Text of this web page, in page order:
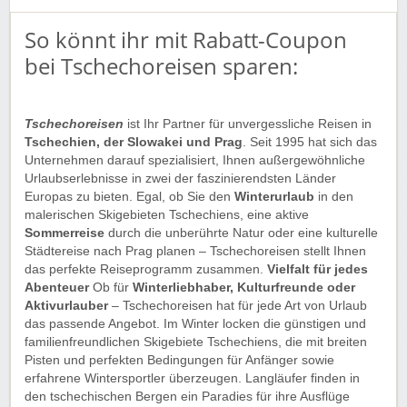
malerischen Städten – findet euer Sommerparadies. ☀️🐼
Herbst:Genießt Nordböhmen in seiner goldenen Pracht.
Die warmen Töne der Wälder und die atemberaubenden
unvergesslich. 🛒️🚚
Winter:Im Riesengebirge erwacht der Winterzauber. Die
verschneiten Gipfel laden zu Wintersportaktivitäten ein,
während Prag festliche Atmosphäre verbreitet. ❄️🚚⛷️
Von der Slowakei über Mähren bis Ostböhmen trägt jede
Region dazu bei, dass die Tschechische Republik zu
jeder Jahreszeit ein faszinierendes Reiseziel ist. Entdeckt
diese vielseitige Landschaft für unvergessliche
Erlebnisse. 🚚✈️
Gültig für Neu- und Bestandskunden bis Widerruf.
Einfach unserem Link folgen und kräftig profitieren.
Rabatt-Coupon 🚚 wünscht euch viel Spaß beim Reisen,
So könnt ihr mit Rabatt-Coupon
bei Tschechoreisen sparen:
Tschechoreisen ist Ihr Partner für unvergessliche Reisen in
Tschechien, der Slowakei und Prag. Seit 1995 hat sich das
Unternehmen darauf spezialisiert, Ihnen außergewöhnliche
Urlaubserlebnisse in zwei der faszinierendsten Länder
Europas zu bieten. Egal, ob Sie den Winterurlaub in den
malerischen Skigebieten Tschechiens, eine aktive
Sommerreise durch die unberührte Natur oder eine kulturelle
Städtereise nach Prag planen – Tschechoreisen stellt Ihnen
das perfekte Reiseprogramm zusammen. Vielfalt für jedes
AbenteuerOb für Winterliebhaber, Kulturfreunde oder
Aktivurlauber– Tschechoreisen hat für jede Art von Urlaub
das passende Angebot. Im Winter locken die günstigen und
familienfreundlichen Skigebiete Tschechiens, die mit breiten
Pisten und perfekten Bedingungen für Anfänger sowie
erfahrene Wintersportler überzeugen. Langläufer finden in
den tschechischen Bergen ein Paradies für ihre Ausflüge